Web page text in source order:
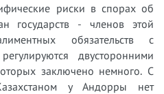
риски в спорах об
государств - членов этой
обязательств с
двусторонними
заключено немного. С
у Андорры нет